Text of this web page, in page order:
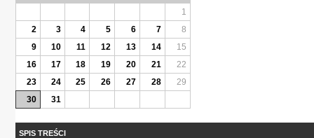
1
2
3 4 5 6 7
8
9
10 11 12 13 14
15
16
17 18 19 20 21
22
23
24 25 26 27 28
29
30
31
SPIS TREŚCI